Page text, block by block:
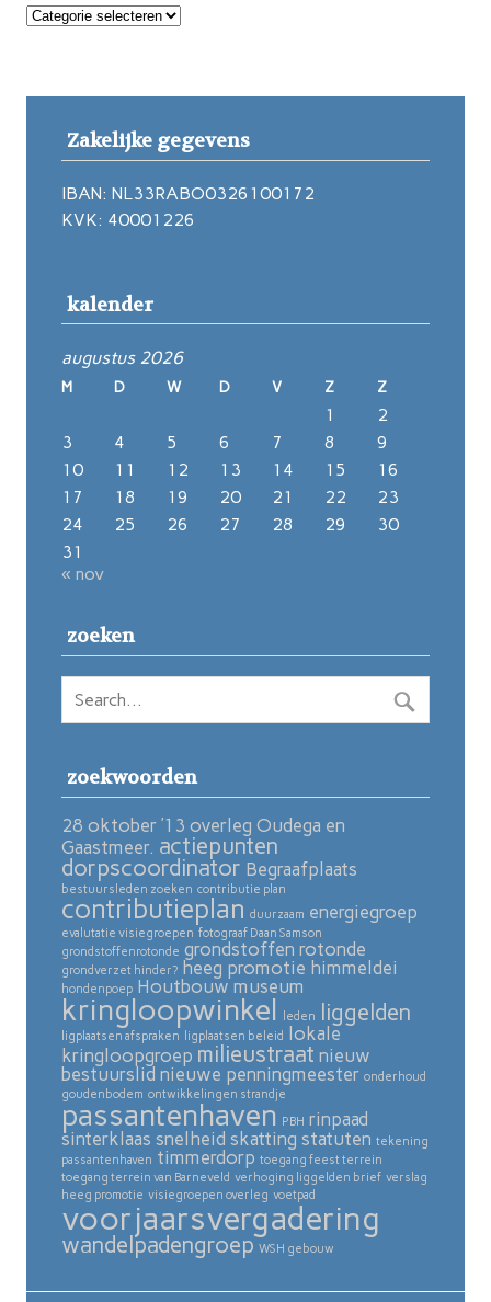
Notulen
Zakelijke gegevens
IBAN: NL33RABO0326100172
KVK: 40001226
kalender
augustus 2026
M D W D V Z Z
1
2
3
4 5 6 7 8
9
10
11 12 13 14 15
16
17
18 19 20 21 22
23
24
25 26 27 28 29
30
31
« nov
zoeken
zoekwoorden
28 oktober ’13 overleg Oudega en
Gaastmeer. actiepunten
dorpscoordinator Begraafplaats
bestuursleden zoeken contributie plan
contributieplan duurzaam energiegroep
evalutatie visiegroepen fotograaf Daan Samson
grondstoffenrotonde grondstoffen rotonde
grondverzet hinder? heeg promotie himmeldei
hondenpoep Houtbouw museum
kringloopwinkel leden liggelden
ligplaatsen afspraken ligplaatsen beleid
lokale
kringloopgroep milieustraat nieuw
bestuurslid nieuwe penningmeester onderhoud
goudenbodem ontwikkelingen strandje
passantenhaven PBH rinpaad
sinterklaas snelheid skatting statuten tekening
passantenhaven timmerdorp toegang feest terrein
toegang terrein van Barneveld verhoging liggelden brief verslag
heeg promotie visiegroepen overleg voetpad
voorjaarsvergadering
wandelpadengroep WSH gebouw